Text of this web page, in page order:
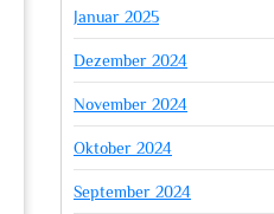
Januar 2025
Dezember 2024
November 2024
Oktober 2024
September 2024